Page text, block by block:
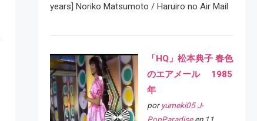
years] Noriko Matsumoto / Haruiro no Air Mail
「HQ」松本典子 春色
のエアメール 1985
年
por yumeki05 J-